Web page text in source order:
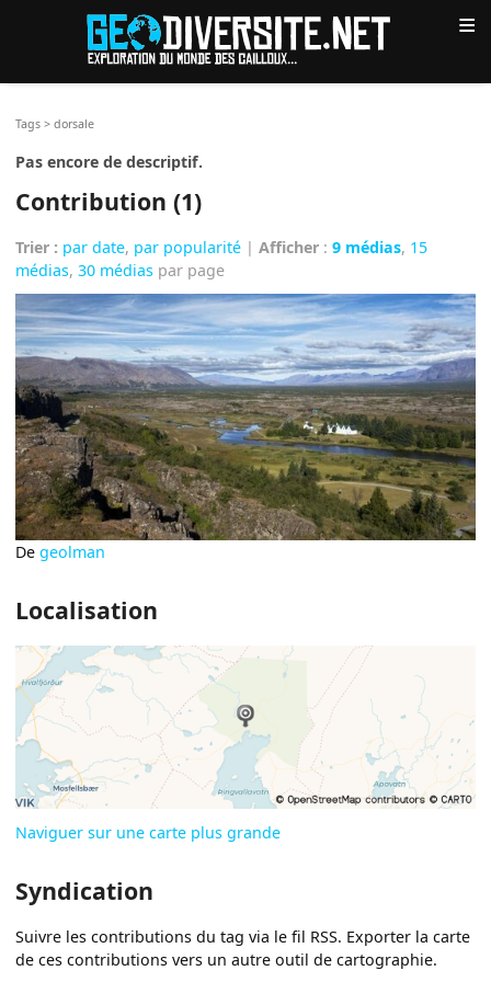
≡
Tags >dorsale
Pas encore de descriptif.
Contribution (1)
Trier : par date, par popularité |Afficher :9 médias, 15
médias,30 médias par page
Degeolman
Localisation
Naviguer sur une carte plus grande
Syndication
Suivre les contributions du tag via le fil RSS. Exporter la carte
de ces contributions vers un autre outil de cartographie.